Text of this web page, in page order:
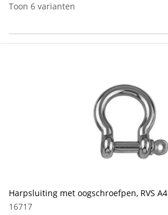
Toon 6 varianten
Harpsluiting met oogschroefpen, RVS A4
16717